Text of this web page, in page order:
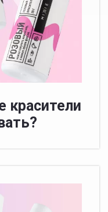
красители